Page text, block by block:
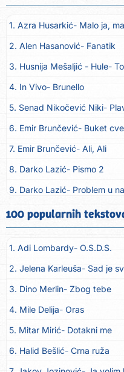
1. Azra Husarkić Malo ja,
2. Alen Hasanović Fanatik
3. Husnija Mešaljić - Hule
4. In Vivo Brunello
5. Senad Nikočević Niki
6. Emir Brunčević Buket
7. Emir Brunčević Ali, Ali
8. Darko Lazić Pismo 2
9. Darko Lazić Problem u
10. Aleksandra Đuranović
11. Meliha Imširović Čujem
12. Tereza Kesovija Prvi cvijet
13. Kopito Ka´ list ol kaduje
14. Alen Polić Rožica črljena
15. Oliver Dragojević
16. Klapa Kaše Dubrovnik
17. Grupa Makedonija Ima
100 popularnih
1. Adi Lombardy O.S.D.S.
2. Jelena Karleuša Sad je
3. Dino Merlin Zbog tebe
4. Mile Delija Oras
5. Mitar Mirić Dotakni me
6. Halid Bešlić Crna ruža